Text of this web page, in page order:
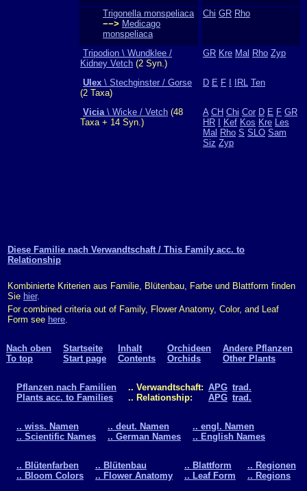
Trigonella monspeliaca
−−> Medicago
monspeliaca
Chi GR Rho
Tripodion \ Wundklee /
Kidney Vetch (2 Syn.)
GR Kre Mal Rho Zyp
Ulex \ Stechginster / Gorse
(2 Taxa)
D E F IRL Ten
Vicia\ Wicke / Vetch (48
Taxa + 14 Syn.)
A CH Chi Cor D E F GR
HR
Kef Kos Kre Les
Mal Rho S SLO Sam
Siz Zyp
Diese Familie nach Verwandtschaft / This Family acc. to
Relationship
Kombinierte Kriterien aus Familie, Blütenbau, Farbe und Blattform finden
Sie hier.
For combined criteria out of Family, Flower Anatomy, Color, and Leaf
Form see here.
Nach oben
To top
Startseite
Start page
Inhalt
Contents
Orchideen
Orchids
Andere Pflanzen
Other Plants
Pflanzen nach Familien
Plants acc. to Families
.. Verwandtschaft:
.. Relationship:
APG
APG
trad.
trad.
.. wiss. Namen
.. Scientific Names
.. deut. Namen
.. German Names
.. engl. Namen
.. English Names
.. Blütenfarben
.. Bloom Colors
.. Blütenbau
.. Flower Anatomy
.. Blattform
.. Leaf Form
.. Regionen
.. Regions